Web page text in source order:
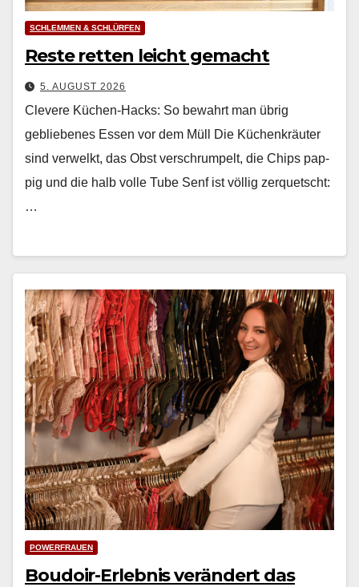
SCHLEMMEN & SCHLÜRFEN
Reste retten leicht gemacht
5. AUGUST 2026
Clevere Küchen-Hacks: So bewahrt man übrig
gebliebenes Essen vor dem Müll Die Küchenkräuter
sind ver­welkt, das Obst ver­schrumpelt, die Chips pap­
pig und die halb volle Tube Senf ist völ­lig zer­quetscht:
…
POWERFRAUEN
Boudoir-Erlebnis verändert das